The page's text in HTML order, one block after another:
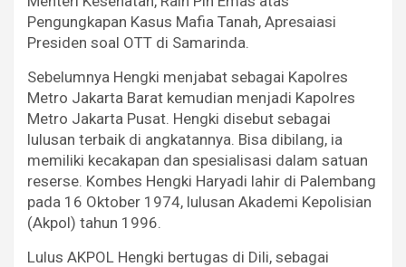
Pengungkapan Kasus Mafia Tanah, Apresaiasi
Presiden soal OTT di Samarinda.
Sebelumnya Hengki menjabat sebagai Kapolres
Metro Jakarta Barat kemudian menjadi Kapolres
Metro Jakarta Pusat. Hengki disebut sebagai
lulusan terbaik di angkatannya. Bisa dibilang, ia
memiliki kecakapan dan spesialisasi dalam satuan
reserse. Kombes Hengki Haryadi lahir di Palembang
pada 16 Oktober 1974, lulusan Akademi Kepolisian
(Akpol) tahun 1996.
Lulus AKPOL Hengki bertugas di Dili, sebagai